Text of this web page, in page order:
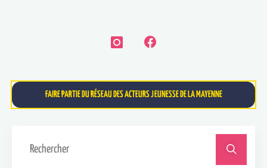
FAIRE PARTIE DU RÉSEAU DES ACTEURS JEUNESSE DE LA MAYENNE